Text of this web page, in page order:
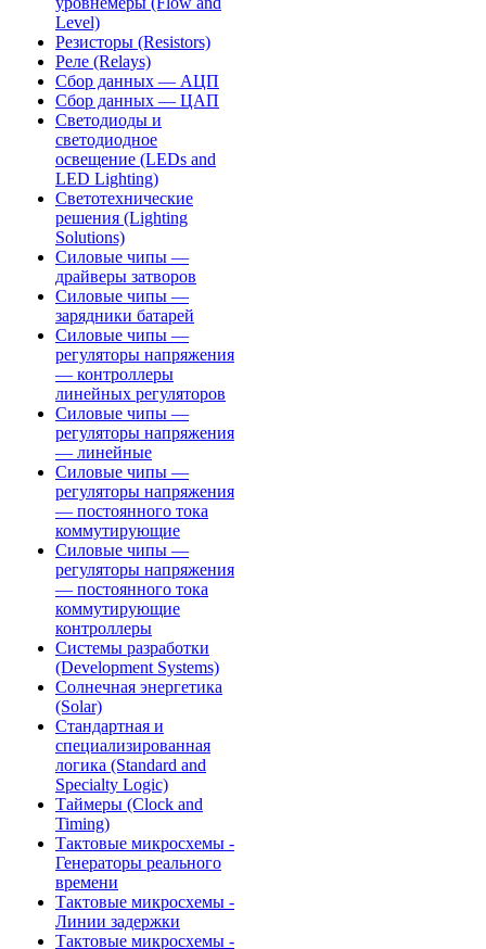
Level)
Резисторы (Resistors)
Реле (Relays)
Сбор данных — АЦП
Сбор данных — ЦАП
Светодиоды и
светодиодное
освещение (LEDs and
LED Lighting)
Светотехнические
решения (Lighting
Solutions)
Силовые чипы —
драйверы затворов
Силовые чипы —
зарядники батарей
Силовые чипы —
регуляторы напряжения
— контроллеры
линейных регуляторов
Силовые чипы —
регуляторы напряжения
— линейные
Силовые чипы —
регуляторы напряжения
— постоянного тока
коммутирующие
Силовые чипы —
регуляторы напряжения
— постоянного тока
коммутирующие
контроллеры
Системы разработки
(Development Systems)
Солнечная энергетика
(Solar)
Стандартная и
специализированная
логика (Standard and
Specialty Logic)
Таймеры (Clock and
Timing)
Тактовые микросхемы -
Генераторы реального
времени
Тактовые микросхемы -
Линии задержки
Тактовые микросхемы -